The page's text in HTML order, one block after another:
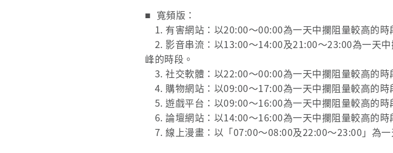
■ 寬頻版：
1. 有害網站：以20:00～00:00為一天中攔阻量較高的
2. 影音串流：以13:00～14:00及21:00～23:00為一天
峰的時段。
3. 社交軟體：以22:00～00:00為一天中攔阻量較高的
4. 購物網站：以09:00～17:00為一天中攔阻量較高的
5. 遊戲平台：以09:00～16:00為一天中攔阻量較高的
6. 論壇網站：以14:00～16:00為一天中攔阻量較高的
7. 線上漫畫：以「07:00～08:00及22:00～23:00」為